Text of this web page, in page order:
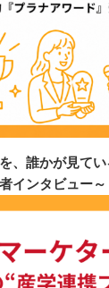
、誰かが見て
インタビュー～